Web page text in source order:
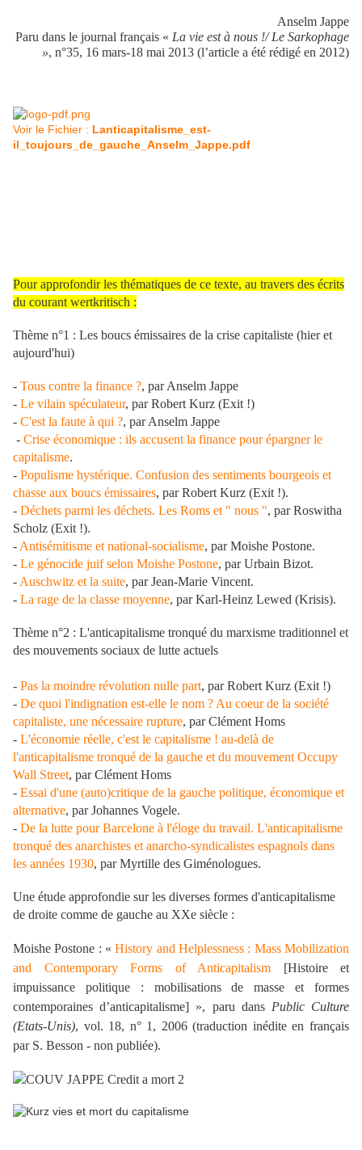
Anselm Jappe
Paru dans le journal français « La vie est à nous !/ Le Sarkophage
», n°35, 16 mars-18 mai 2013 (l’article a été rédigé en 2012)
Voir le Fichier : Lanticapitalisme_est-
il_toujours_de_gauche_Anselm_Jappe.pdf
Pour approfondir les thématiques de ce texte, au travers des écrits
du courant wertkritisch :
Thème n°1 : Les boucs émissaires de la crise capitaliste (hier et
aujourd'hui)
- Tous contre la finance ?, par Anselm Jappe
- Le vilain spéculateur, par Robert Kurz (Exit !)
- C'est la faute à qui ?, par Anselm Jappe
- Crise économique : ils accusent la finance pour épargner le
capitalisme.
- Populisme hystérique. Confusion des sentiments bourgeois et
chasse aux boucs émissaires, par Robert Kurz (Exit !).
- Déchets parmi les déchets. Les Roms et " nous ", par Roswitha
Scholz (Exit !).
- Antisémitisme et national-socialisme, par Moishe Postone.
- Le génocide juif selon Moishe Postone, par Urbain Bizot.
- Auschwitz et la suite, par Jean-Marie Vincent.
- La rage de la classe moyenne, par Karl-Heinz Lewed (Krisis).
Thème n°2 : L'anticapitalisme tronqué du marxisme traditionnel et
des mouvements sociaux de lutte actuels
- Pas la moindre révolution nulle part, par Robert Kurz (Exit !)
- De quoi l'indignation est-elle le nom ? Au coeur de la société
capitaliste, une nécessaire rupture, par Clément Homs
- L'économie réelle, c'est le capitalisme ! au-delà de
l'anticapitalisme tronqué de la gauche et du mouvement Occupy
Wall Street, par Clément Homs
- Essai d'une (auto)critique de la gauche politique, économique et
alternative, par Johannes Vogele.
- De la lutte pour Barcelone à l'éloge du travail. L'anticapitalisme
tronqué des anarchistes et anarcho-syndicalistes espagnols dans
les années 1930, par Myrtille des Giménologues.
Une étude approfondie sur les diverses formes d'anticapitalisme
de droite comme de gauche au XXe siècle :
Moishe Postone : «History and Helplessness : Mass Mobilization
and Contemporary Forms of Anticapitalism
[Histoire et
impuissance politique : mobilisations de masse et formes
contemporaines d’anticapitalisme] », paru dans Public Culture
(Etats-Unis), vol. 18, n° 1, 2006 (traduction inédite en français
par S. Besson - non publiée).